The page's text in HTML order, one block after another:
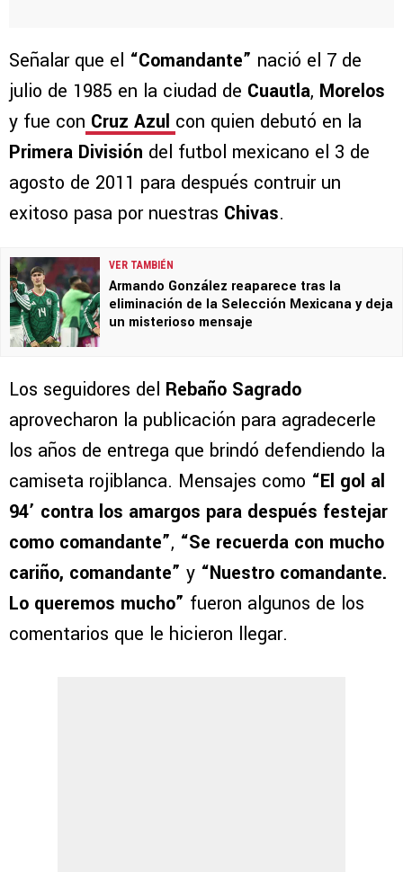
Señalar que el “Comandante” nació el 7 de
julio de 1985 en la ciudad de Cuautla, Morelos
y fue con Cruz Azul con quien debutó en la
Primera División del futbol mexicano el 3 de
agosto de 2011 para después contruir un
exitoso pasa por nuestras Chivas.
VER TAMBIÉN
Armando González reaparece tras la
eliminación de la Selección Mexicana y deja
un misterioso mensaje
Los seguidores del Rebaño Sagrado
aprovecharon la publicación para agradecerle
los años de entrega que brindó defendiendo la
camiseta rojiblanca. Mensajes como “El gol al
94’ contra los amargos para después festejar
como comandante”, “Se recuerda con mucho
cariño, comandante” y “Nuestro comandante.
Lo queremos mucho” fueron algunos de los
comentarios que le hicieron llegar.